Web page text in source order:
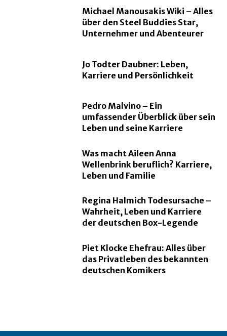
Michael Manousakis Wiki – Alles
über den Steel Buddies Star,
Unternehmer und Abenteurer
Jo Todter Daubner: Leben,
Karriere und Persönlichkeit
Pedro Malvino – Ein
umfassender Überblick über sein
Leben und seine Karriere
Was macht Aileen Anna
Wellenbrink beruflich? Karriere,
Leben und Familie
Regina Halmich Todesursache –
Wahrheit, Leben und Karriere
der deutschen Box-Legende
Piet Klocke Ehefrau: Alles über
das Privatleben des bekannten
deutschen Komikers